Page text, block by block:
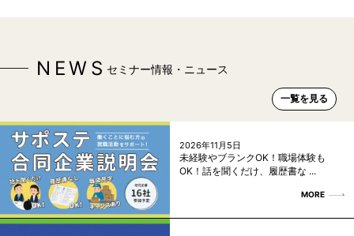
NEWS セミナー情報・ニュース
一覧を見る
2026年11月5日
未経験やブランクOK！職場体験も
OK！話を聞くだけ、履歴書な ...
MORE